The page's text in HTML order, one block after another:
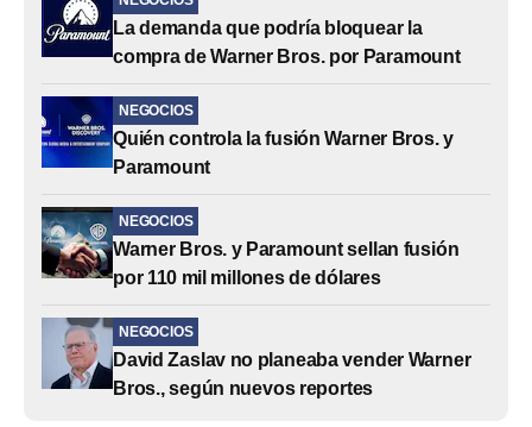
La demanda que podría bloquear la
compra de Warner Bros. por Paramount
NEGOCIOS
Quién controla la fusión Warner Bros. y
Paramount
NEGOCIOS
Warner Bros. y Paramount sellan fusión
por 110 mil millones de dólares
NEGOCIOS
David Zaslav no planeaba vender Warner
Bros., según nuevos reportes